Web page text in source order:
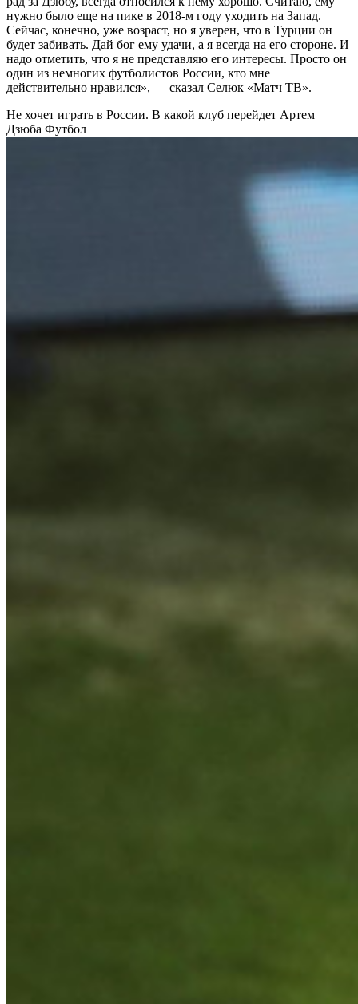
нужно было еще на пике в 2018‑м году уходить на Запад.
Сейчас, конечно, уже возраст, но я уверен, что в Турции он
будет забивать. Дай бог ему удачи, а я всегда на его стороне. И
надо отметить, что я не представляю его интересы. Просто он
один из немногих футболистов России, кто мне
действительно нравился», — сказал Селюк «Матч ТВ».
Не хочет играть в России. В какой клуб перейдет Артем
Дзюба Футбол